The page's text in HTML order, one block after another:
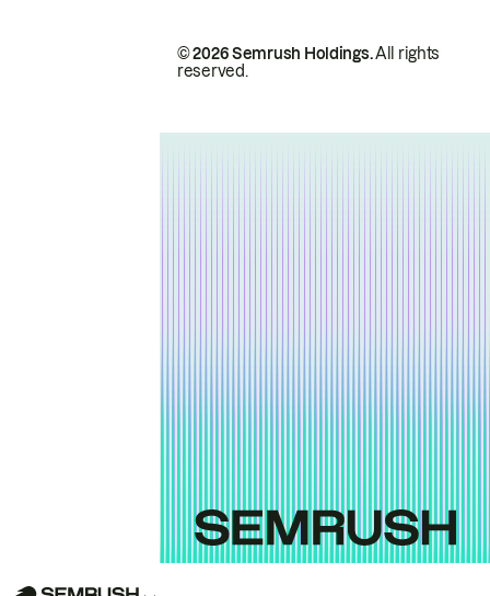
© 2026 Semrush Holdings.All rights
reserved.